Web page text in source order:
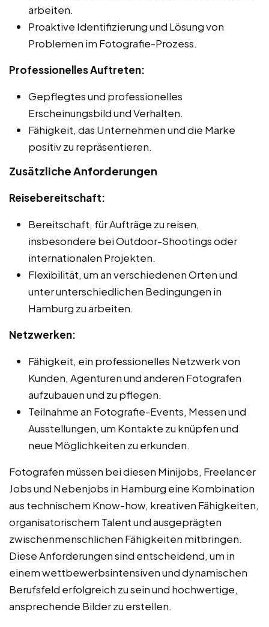
arbeiten.
Proaktive Identifizierung und Lösung von
Problemen im Fotografie-Prozess.
Professionelles Auftreten:
Gepflegtes und professionelles
Erscheinungsbild und Verhalten.
Fähigkeit, das Unternehmen und die Marke
positiv zu repräsentieren.
Zusätzliche Anforderungen
Reisebereitschaft:
Bereitschaft, für Aufträge zu reisen,
insbesondere bei Outdoor-Shootings oder
internationalen Projekten.
Flexibilität, um an verschiedenen Orten und
unter unterschiedlichen Bedingungen in
Hamburg zu arbeiten.
Netzwerken:
Fähigkeit, ein professionelles Netzwerk von
Kunden, Agenturen und anderen Fotografen
aufzubauen und zu pflegen.
Teilnahme an Fotografie-Events, Messen und
Ausstellungen, um Kontakte zu knüpfen und
neue Möglichkeiten zu erkunden.
Fotografen müssen bei diesen Minijobs, Freelancer
Jobs und Nebenjobs in Hamburg eine Kombination
aus technischem Know-how, kreativen Fähigkeiten,
organisatorischem Talent und ausgeprägten
zwischenmenschlichen Fähigkeiten mitbringen.
Diese Anforderungen sind entscheidend, um in
einem wettbewerbsintensiven und dynamischen
Berufsfeld erfolgreich zu sein und hochwertige,
ansprechende Bilder zu erstellen.